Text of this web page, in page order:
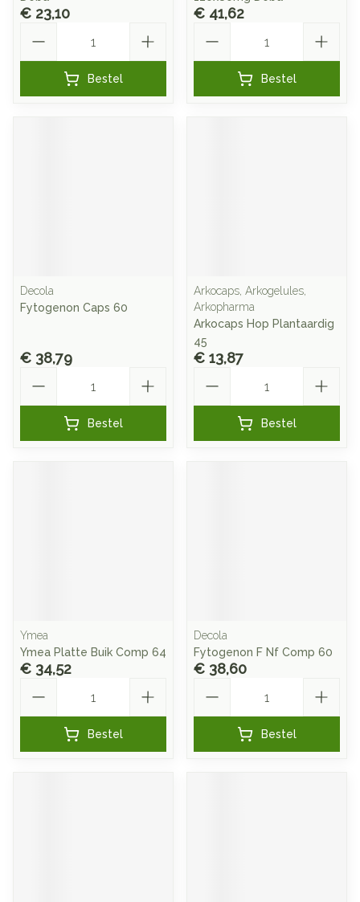
€ 23,10
Bestel
€ 41,62
Bestel
Decola
Fytogenon Caps 60
€ 38,79
Bestel
Arkocaps, Arkogelules,
Arkopharma
Arkocaps Hop Plantaardig
45
€ 13,87
Bestel
Ymea
Ymea Platte Buik Comp 64
€ 34,52
Bestel
Decola
Fytogenon F Nf Comp 60
€ 38,60
Bestel